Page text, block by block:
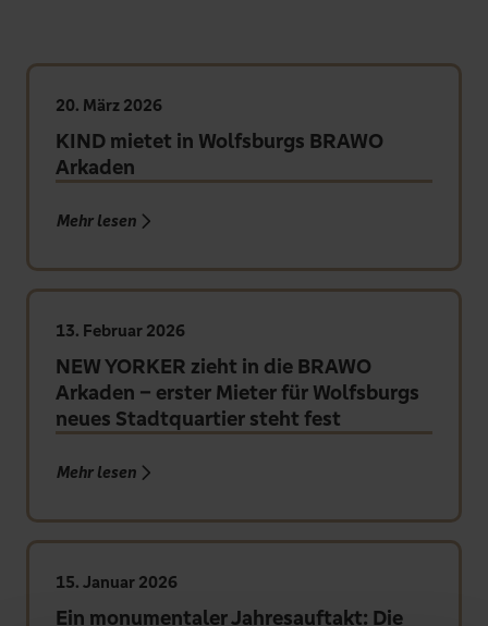
20. März 2026
KIND mietet in Wolfsburgs BRAWO
Arkaden
Mehr lesen
13. Februar 2026
NEW YORKER zieht in die BRAWO
Arkaden – erster Mieter für Wolfsburgs
neues Stadtquartier steht fest
Mehr lesen
15. Januar 2026
Ein monumentaler Jahresauftakt: Die